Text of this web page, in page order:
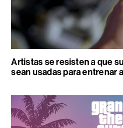
Artistas se resisten a que
sean usadas para entrenar